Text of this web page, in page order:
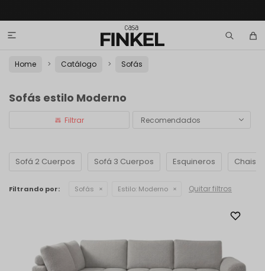

Home Catálogo Sofás
Sofás estilo Moderno
Recomendados
Sofá 2 Cuerpos Sofá 3 Cuerpos Esquineros Chaise
Filtrando por: Sofás Estilo: Moderno Quitar filtros